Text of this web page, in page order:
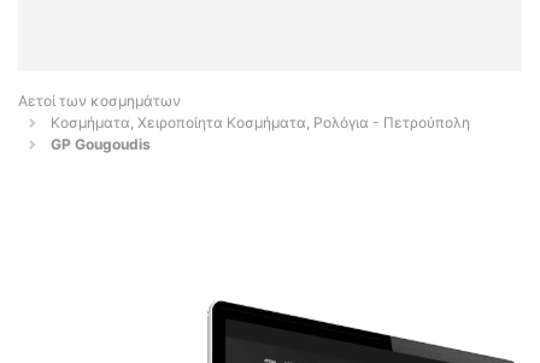
Αετοί των κοσμημάτων
Κοσμήματα, Χειροποίητα Κοσμήματα, Ρολόγια - Πετρούπολη
GP Gougoudis